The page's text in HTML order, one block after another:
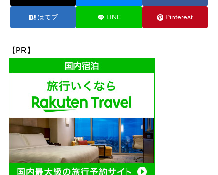
はてブ LINE Pinterest
【PR】